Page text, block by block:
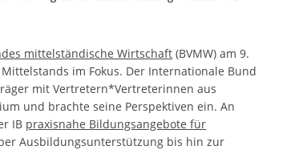
mittelständische Wirtschaft (BVMW) am 9.
im Fokus. Der Internationale Bund
mit Vertretern*Vertreterinnen aus
und brachte seine Perspektiven ein. An
IB praxisnahe Bildungsangebote für
Ausbildungsunterstützung bis hin zur